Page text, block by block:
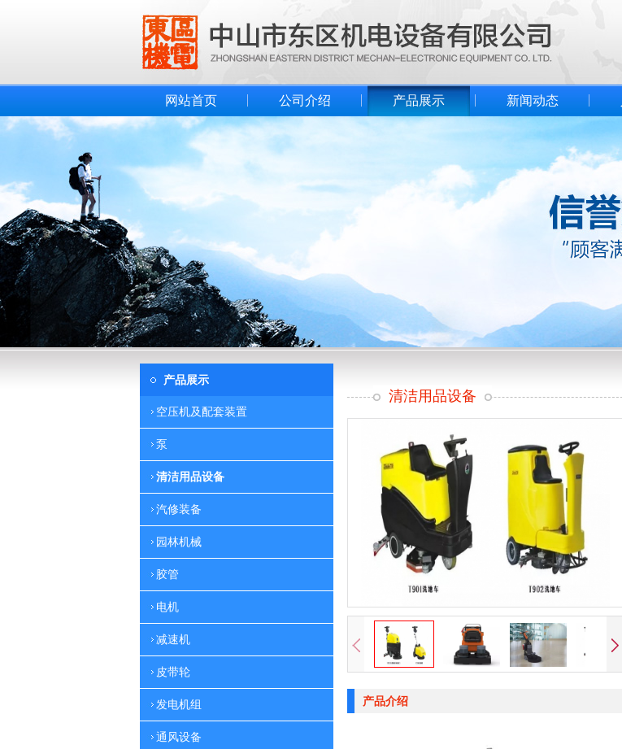
网站首页 公司介绍 产品展示 新闻动态
产品展示
空压机及配套装置
泵
清洁用品设备
汽修装备
园林机械
胶管
电机
减速机
皮带轮
发电机组
通风设备
清洁用品设备
产品介绍